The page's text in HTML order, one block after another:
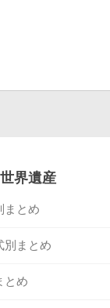
界遺産
まとめ
別まとめ
とめ